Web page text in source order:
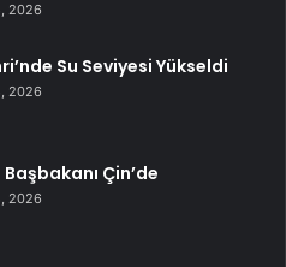
2026
Su Seviyesi Yükseldi
2026
Çin’de
2026